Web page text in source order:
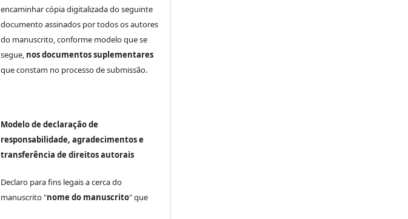
encaminhar cópia digitalizada do seguinte
documento assinados por todos os autores
do manuscrito, conforme modelo que se
segue, nos documentos suplementares
que constam no processo de submissão.
Modelo de declaração de
responsabilidade, agradecimentos e
transferência de direitos autorais
Declaro para fins legais a cerca do
manuscrito "nome do manuscrito" que